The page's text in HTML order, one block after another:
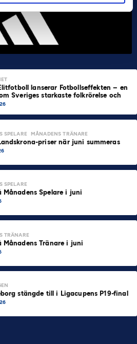
lanserar Fotbollseffekten – en
Sveriges starkaste folkrörelse och
SPELARE MÅNADENS TRÄNARE
priser när juni summeras
SPELARE
Månadens Spelare i juni
TRÄNARE
Månadens Tränare i juni
stängde till i Ligacupens P19-final